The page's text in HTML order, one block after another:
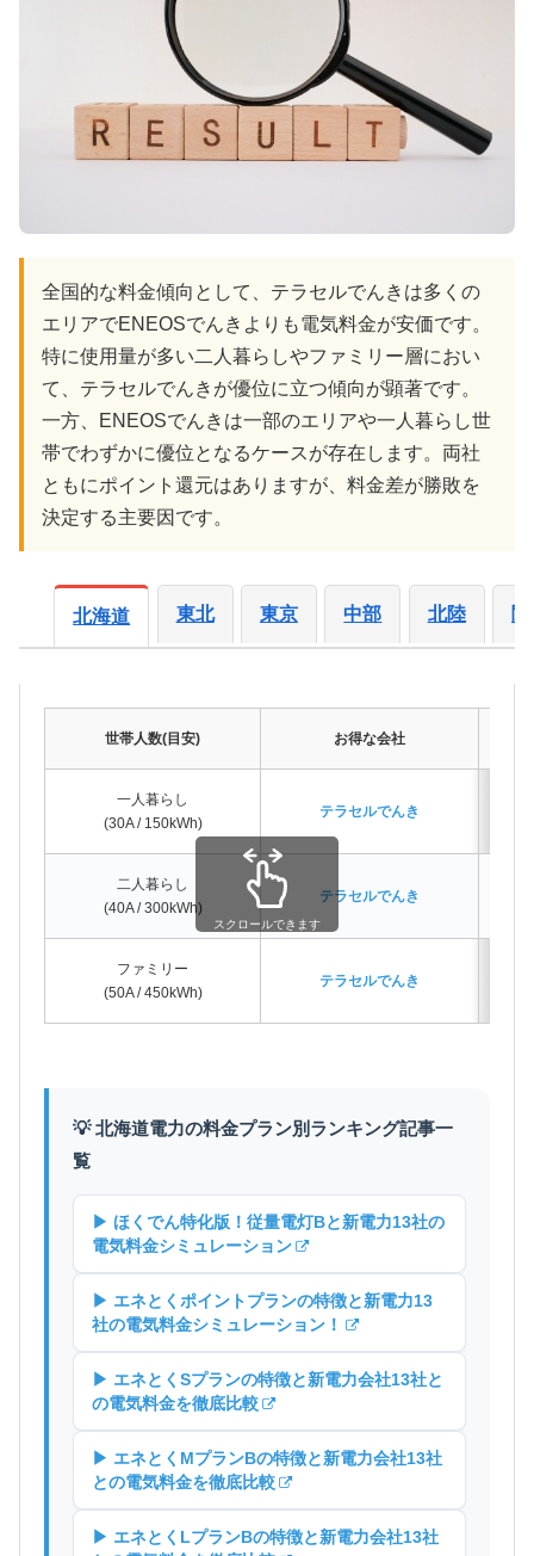
全国的な料金傾向として、テラセルでんきは多くの
エリアでENEOSでんきよりも電気料金が安価です。
特に使用量が多い二人暮らしやファミリー層におい
て、テラセルでんきが優位に立つ傾向が顕著です。
一方、ENEOSでんきは一部のエリアや一人暮らし世
帯でわずかに優位となるケースが存在します。両社
ともにポイント還元はありますが、料金差が勝敗を
決定する主要因です。
北海道 東北 東京 中部 北陸
世帯人数(目安) お得な会社
一人暮らし
(30A / 150kWh)
テラセルでんき
二人暮らし
(40A / 300kWh)
テラセルでんき
ファミリー
(50A / 450kWh)
テラセルでんき
スクロールできます
💡 北海道電力の料金プラン別ランキング記事一
覧
▶ ほくでん特化版！従量電灯Bと新電力13社の
電気料金シミュレーション
▶ エネとくポイントプランの特徴と新電力13
社の電気料金シミュレーション！
▶ エネとくSプランの特徴と新電力会社13社と
の電気料金を徹底比較
▶ エネとくMプランBの特徴と新電力会社13社
との電気料金を徹底比較
▶ エネとくLプランBの特徴と新電力会社13社